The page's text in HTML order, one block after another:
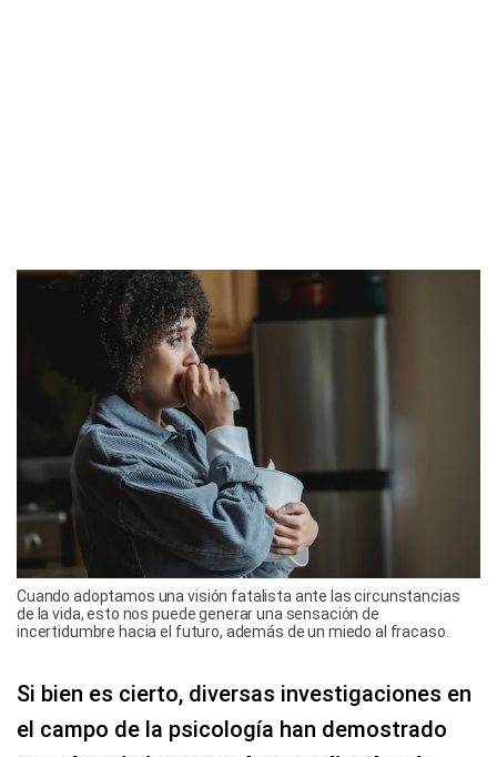
Cuando adoptamos una visión fatalista ante las circunstancias
de la vida, esto nos puede generar una sensación de
incertidumbre hacia el futuro, además de un miedo al fracaso.
Si bien es cierto, diversas investigaciones en
el campo de la psicología han demostrado